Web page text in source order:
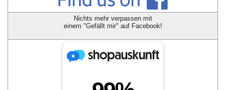
Nichts mehr verpassen mit
einem "Gefällt mir" auf Facebook!